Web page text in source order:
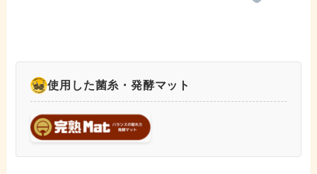
使用した菌糸・発酵マット